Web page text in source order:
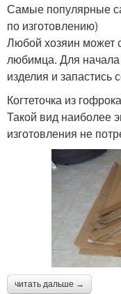
Самые популярные
по изготовлению)
Любой хозяин может
любимца. Для
изделия и
Когтеточка из
Такой вид наиболее
изготовления не
читать дальше →